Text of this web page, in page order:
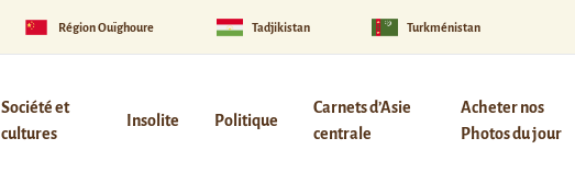
Région Ouïghoure Tadjikistan Turkménistan
Société et
cultures
Insolite Politique
Carnets d’Asie
centrale
Acheter nos
Photos du jour